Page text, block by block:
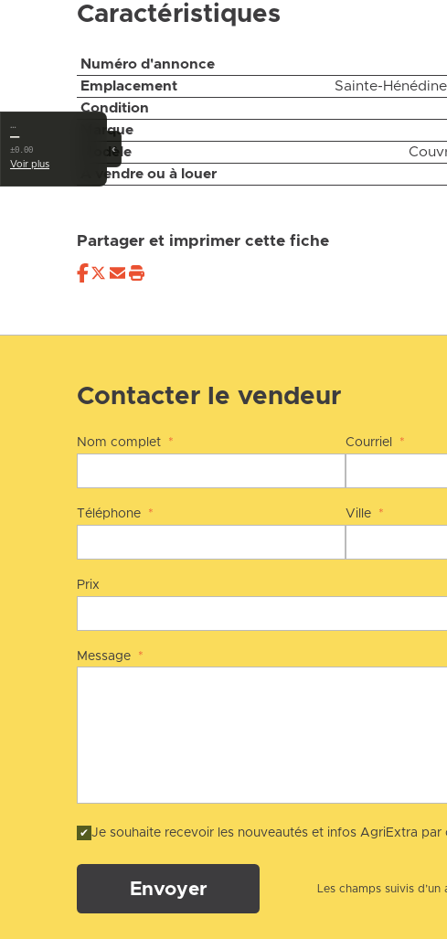
Caractéristiques
Numéro d'annonce
Emplacement
Sainte-
Condition
Marque
Modèle
À vendre ou à louer
Partager et imprimer cette fiche
Contacter le vendeur
Nom complet * Courriel *
Téléphone * Ville *
Prix
Message *
Je souhaite recevoir les nouveautés et infos AgriExtra par
Envoyer Les champs suivis
‹
…
—
±0.00
Voir plus